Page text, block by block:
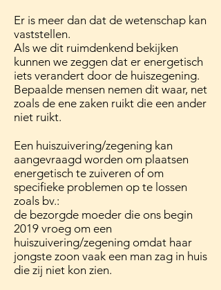
Er is meer dan dat de wetenschap kan
vaststellen.
Als we dit ruimdenkend bekijken
kunnen we zeggen dat er energetisch
iets verandert door de huiszegening.
Bepaalde mensen nemen dit waar, net
zoals de ene zaken ruikt die een ander
niet ruikt.
Een huiszuivering/zegening kan
aangevraagd worden om plaatsen
energetisch te zuiveren of om
specifieke problemen op te lossen
zoals bv.:
de bezorgde moeder die ons begin
2019 vroeg om een
huiszuivering/zegening omdat haar
jongste zoon vaak een man zag in huis
die zij niet kon zien.